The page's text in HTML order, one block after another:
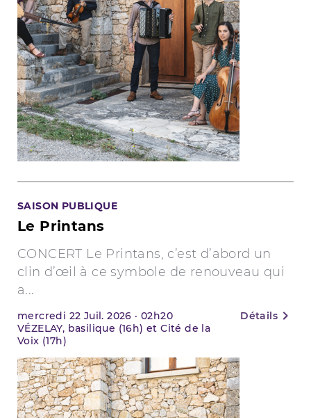
SAISON PUBLIQUE
Le Printans
CONCERT Le Printans, c’est d’abord un
clin d’œil à ce symbole de renouveau qui
a...
mercredi 22 Juil. 2026 ·02h20
VÉZELAY, basilique (16h) et Cité de la
Voix (17h)
Détails